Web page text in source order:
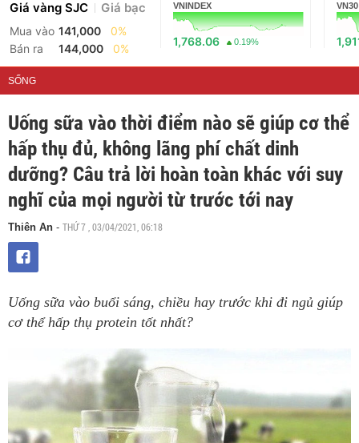
Giá vàng SJC Giá bạc
Mua vào 141,000
0%
Bán ra
144,000 0%
VNINDEX
1,768.06 0.19%
VN30
SỐNG
Uống sữa vào thời điểm nào sẽ giúp cơ thể
hấp thụ đủ, không lãng phí chất dinh
dưỡng? Câu trả lời hoàn toàn khác với suy
nghĩ của mọi người từ trước tới nay
Thiên An - THỨ 7 , 03/04/2021, 06:18
Uống sữa vào buổi sáng, chiều hay trước khi đi ngủ giúp
cơ thể hấp thụ protein tốt nhất?